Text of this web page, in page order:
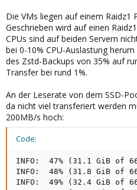
Die VMs liegen auf einem Raidz1
Geschrieben wird auf einen
CPUs sind auf beiden Servern
bei 0-10% CPU-Auslastung
des Zstd-Backups von 35% auf
Transfer bei rund 1%.
An der Leserate von dem SSD-
da nicht viel transferiert werden
200MB/s hoch:
Code:
INFO:  47% (31.1 GiB of
INFO:  48% (31.8 GiB of
INFO:  49% (32.4 GiB of